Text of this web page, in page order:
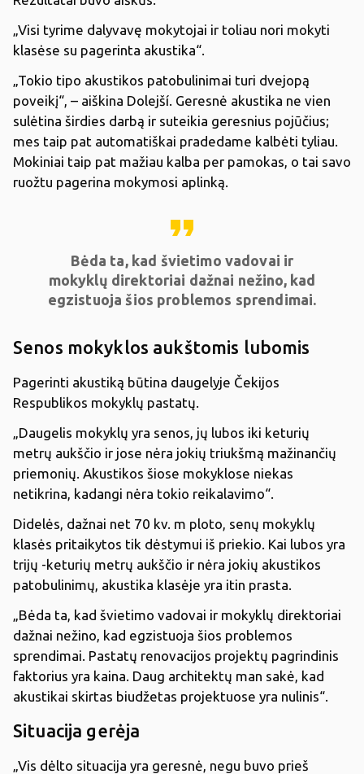
„Visi tyrime dalyvavę mokytojai ir toliau nori mokyti
klasėse su pagerinta akustika“.
„Tokio tipo akustikos patobulinimai turi dvejopą
poveikį“, – aiškina Dolejší. Geresnė akustika ne vien
sulėtina širdies darbą ir suteikia geresnius pojūčius;
mes taip pat automatiškai pradedame kalbėti tyliau.
Mokiniai taip pat mažiau kalba per pamokas, o tai savo
ruožtu pagerina mokymosi aplinką.
format_quote
Bėda ta, kad švietimo vadovai ir
mokyklų direktoriai dažnai nežino, kad
egzistuoja šios problemos sprendimai.
Senos mokyklos aukštomis lubomis
Pagerinti akustiką būtina daugelyje Čekijos
Respublikos mokyklų pastatų.
„Daugelis mokyklų yra senos, jų lubos iki keturių
metrų aukščio ir jose nėra jokių triukšmą mažinančių
priemonių. Akustikos šiose mokyklose niekas
netikrina, kadangi nėra tokio reikalavimo“.
Didelės, dažnai net 70 kv. m ploto, senų mokyklų
klasės pritaikytos tik dėstymui iš priekio. Kai lubos yra
trijų -keturių metrų aukščio ir nėra jokių akustikos
patobulinimų, akustika klasėje yra itin prasta.
„Bėda ta, kad švietimo vadovai ir mokyklų direktoriai
dažnai nežino, kad egzistuoja šios problemos
sprendimai. Pastatų renovacijos projektų pagrindinis
faktorius yra kaina. Daug architektų man sakė, kad
akustikai skirtas biudžetas projektuose yra nulinis“.
Situacija gerėja
„Vis dėlto situacija yra geresnė, negu buvo prieš